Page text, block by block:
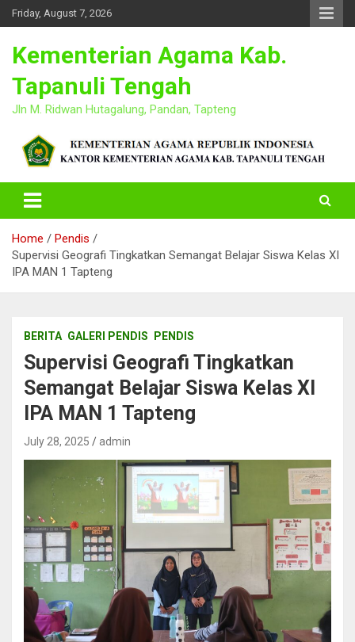
Skip
to
Friday, August 7, 2026
Kementerian Agama Kab.
Tapanuli Tengah
Jln M. Ridwan Hutagalung, Pandan, Tapteng
Home
Pendis
Supervisi Geografi Tingkatkan Semangat Belajar Siswa Kelas XI
IPA MAN 1 Tapteng
BERITA GALERI PENDIS PENDIS
Supervisi Geografi Tingkatkan
Semangat Belajar Siswa Kelas XI
IPA MAN 1 Tapteng
July 28, 2025 admin